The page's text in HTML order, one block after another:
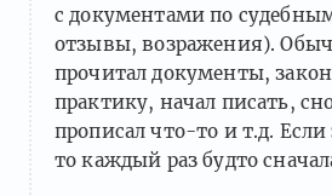
с документами по
отзывы, возражения).
прочитал документы,
практику, начал писать,
прописал что-то и т.д.
то каждый раз будто